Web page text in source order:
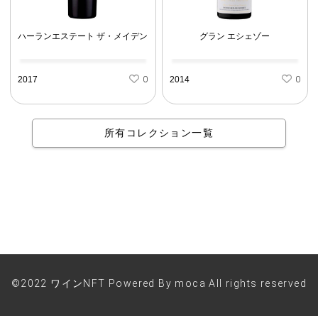
ハーランエステート ザ・メイデン
2017 0
グラン エシェゾー
2014 0
所有コレクション一覧
©2022 ワインNFT Powered By moca All rights reserved